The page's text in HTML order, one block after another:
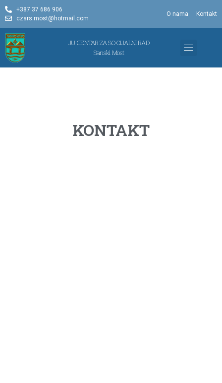
+387 37 686 906
czsrs.most@hotmail.com
O nama Kontakt
JU CENTAR ZA SOCIJALNI RAD
Sanski Most
KONTAKT